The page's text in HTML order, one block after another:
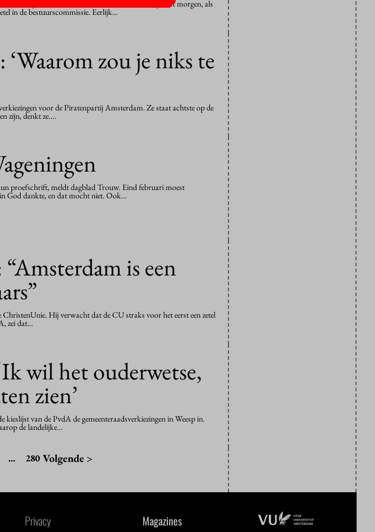
van de VVD in Amsterdam Zuid. Hij heeft morgen, als
in de bestuurscommissie. Eerlijk…
zou je niks te
voor de Piratenpartij Amsterdam. Ze staat achtste op de
zijn, denkt ze….
proefschrift, meldt dagblad Trouw. Eind februari moest
God dankte, en dat mocht niet. Ook…
is een
Hij verwacht dat de CU straks voor het eerst een zetel
zei dat…
wil het ouderwetse,
zien’
van de PvdA de gemeenteraadsverkiezingen in Weesp in.
de landelijke…
... 280 Volgende >
Privacy Magazines